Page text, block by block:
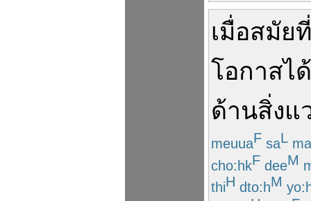
เมื่อสมัยที่
โอกาสไ
ด้านสิ่งแ
meuuaF saL
cho:hkF deeM
thiH dto:hM